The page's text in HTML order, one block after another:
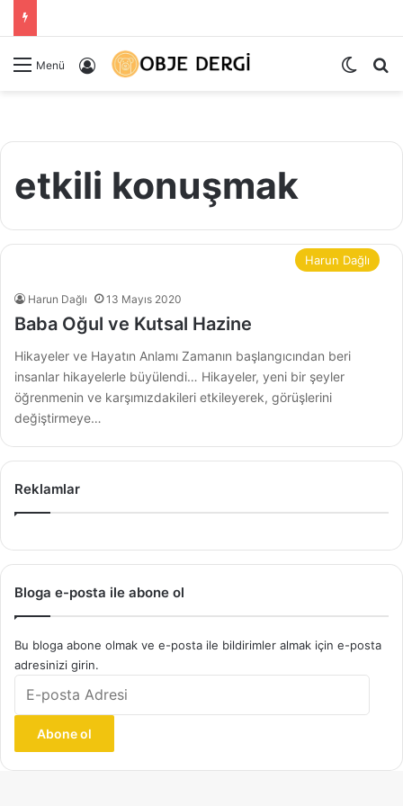
Menü Kayıt Ol Dış
etkili konuşmak
Harun Dağlı
Harun Dağlı 13 Mayıs 2020
Baba Oğul ve Kutsal Hazine
Hikayeler ve Hayatın Anlamı Zamanın başlangıcından beri
insanlar hikayelerle büyülendi… Hikayeler, yeni bir şeyler
öğrenmenin ve karşımızdakileri etkileyerek, görüşlerini
değiştirmeye…
Reklamlar
Bloga e-posta ile abone ol
Bu bloga abone olmak ve e-posta ile bildirimler almak için e-posta
adresinizi girin.
posta
Abone ol